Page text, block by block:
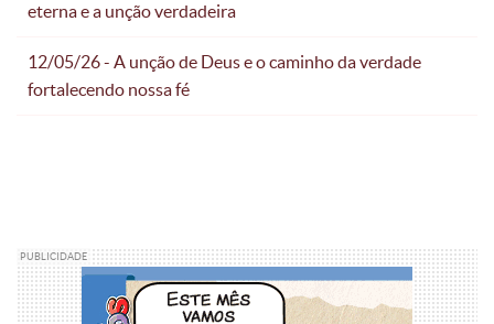
eterna e a unção verdadeira
12/05/26 - A unção de Deus e o caminho da verdade
fortalecendo nossa fé
PUBLICIDADE